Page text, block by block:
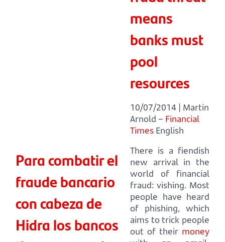
Para combatir el
fraude bancario
con cabeza de
Hidra los bancos
means
banks must
pool
resources
10/07/2014 | Martin
Arnold – Financial
Times English
There is a fiendish
new arrival in the
world of financial
fraud: vishing. Most
people have heard
of phishing, which
aims to trick people
out of their money